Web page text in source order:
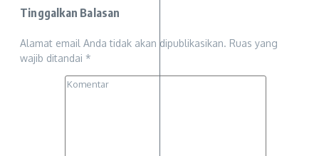
Tinggalkan Balasan
Alamat email Anda tidak akan dipublikasikan. Ruas yang
wajib ditandai *